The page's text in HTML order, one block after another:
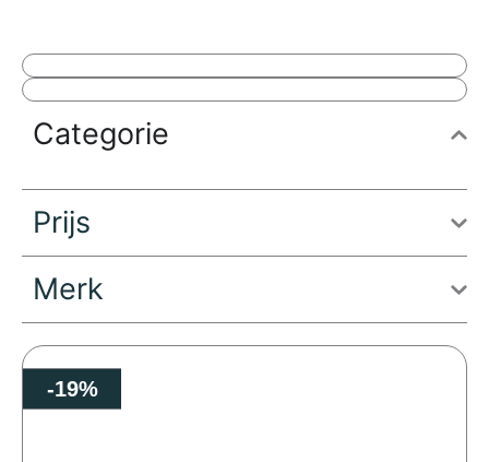
Categorie
Prijs
Merk
-19%